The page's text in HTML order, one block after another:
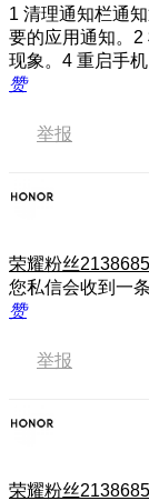
1 清理通知栏通
要的应用通知。
现象。4 重启手
赞
举报
荣耀粉丝
您私信会收到一
赞
举报
荣耀粉丝